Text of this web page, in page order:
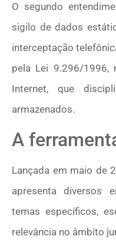
O segundo
sigilo de dados
interceptação
pela Lei 9.296/
Internet, que
armazenados.
A
Lançada em maio de
apresenta diversos
temas específicos,
relevância no âmbito